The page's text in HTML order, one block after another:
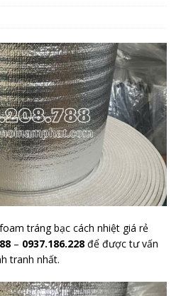
tráng bạc cách nhiệt giá rẻ
– 0937.186.228 để được tư vấn
tranh nhất.